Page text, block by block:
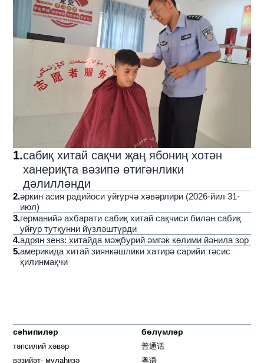
1.сабиқ хитай сақчи җаң ябониң хотән
ханериқта вәзипә өтигәнлики
дәлилләнди
2.әркин асия радийоси уйғурчә хәвәрлири (2026-йил 31-
июл)
3.германийә ахбарати сабиқ хитай сақчиси билән сабиқ
уйғур тутқунни йүзләштүрди
4.адрян зенз: хитайда мәҗбурий әмгәк көлими йәнила зор
5.америкида хитай зиянкәшлики хатирә сарийи тәсис
қилинмақчи
сәһипиләр
тәпсилий хәвәр
вәзийәт- мулаһизә
бөлүмләр
普通话
粤语